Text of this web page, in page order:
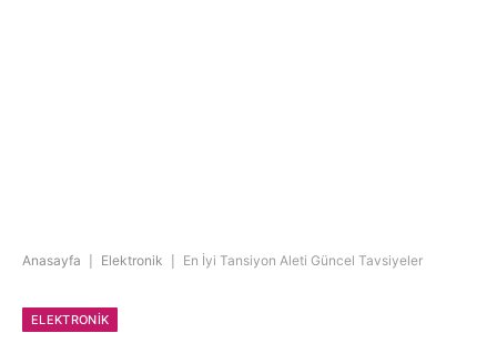
Anasayfa Elektronik En İyi Tansiyon Aleti Güncel Tavsiyeler
ELEKTRONIK